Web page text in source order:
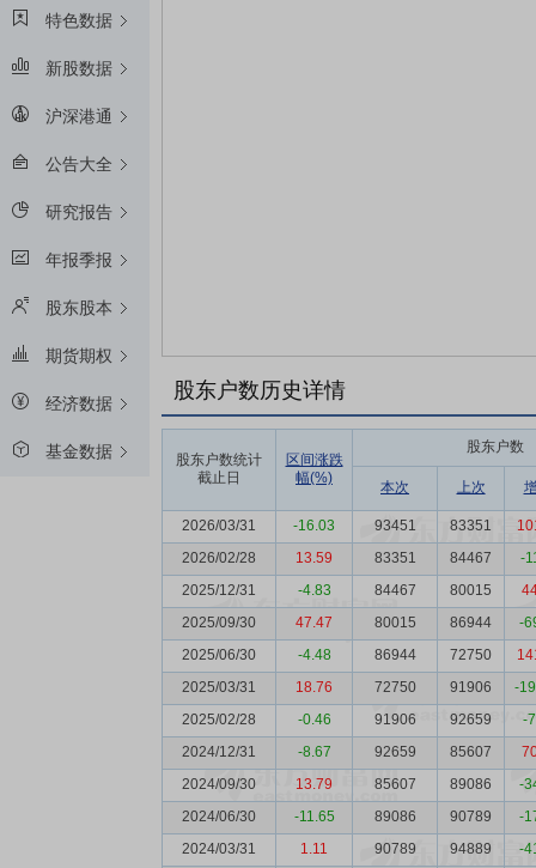
特色数据
新股数据
沪深港通
公告大全
研究报告
年报季报
股东股本
期货期权
经济数据
基金数据
股东户数历史详情
股东户数统计
截止日
区间涨跌
幅(%)
股东户数
本次 上次
2026/03/31 -16.03 93451 83351
2026/02/28
13.59 83351 84467
-
2025/12/31
-4.83 84467 80015
2025/09/30
47.47 80015 86944
-
2025/06/30
-4.48 86944 72750
2025/03/31
18.76 72750 91906
-
2025/02/28
-0.46 91906 92659
-
2024/12/31
-8.67 92659 85607
2024/09/30
13.79 85607 89086
-
2024/06/30
-11.65 89086 90789
-
2024/03/31
1.11 90789 94889
-